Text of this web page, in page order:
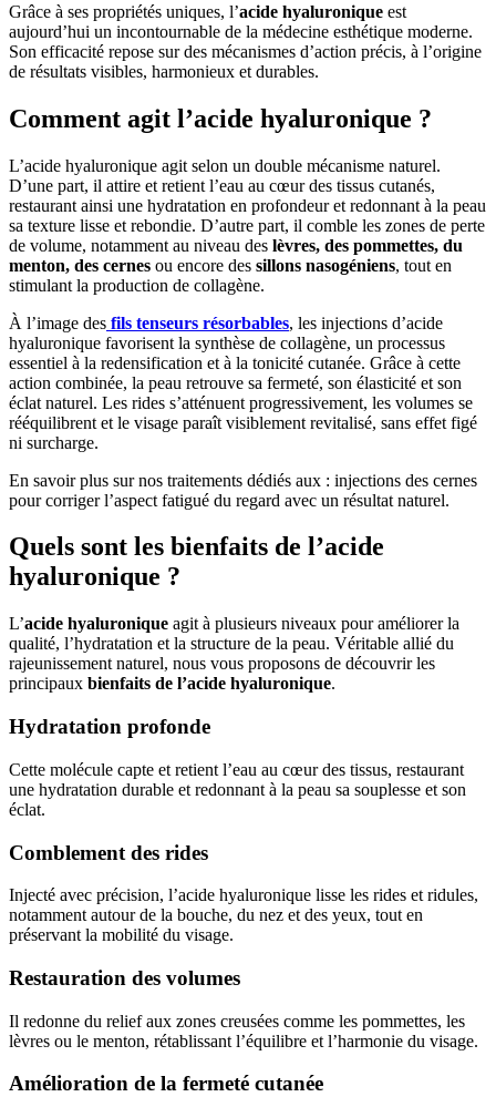
Grâce à ses propriétés uniques, l’acide hyaluronique est
aujourd’hui un incontournable de la médecine esthétique moderne.
Son efficacité repose sur des mécanismes d’action précis, à l’origine
de résultats visibles, harmonieux et durables.
Comment agit l’acide hyaluronique ?
L’acide hyaluronique agit selon un double mécanisme naturel.
D’une part, il attire et retient l’eau au cœur des tissus cutanés,
restaurant ainsi une hydratation en profondeur et redonnant à la peau
sa texture lisse et rebondie. D’autre part, il comble les zones de perte
de volume, notamment au niveau des lèvres, des pommettes, du
menton, des cernes ou encore des sillons nasogéniens, tout en
stimulant la production de collagène.
À l’image des fils tenseurs résorbables, les injections d’acide
hyaluronique favorisent la synthèse de collagène, un processus
essentiel à la redensification et à la tonicité cutanée. Grâce à cette
action combinée, la peau retrouve sa fermeté, son élasticité et son
éclat naturel. Les rides s’atténuent progressivement, les volumes se
rééquilibrent et le visage paraît visiblement revitalisé, sans effet figé
ni surcharge.
En savoir plus sur nos traitements dédiés aux : injections des cernes
pour corriger l’aspect fatigué du regard avec un résultat naturel.
Quels sont les bienfaits de l’acide
hyaluronique ?
L’acide hyaluronique agit à plusieurs niveaux pour améliorer la
qualité, l’hydratation et la structure de la peau. Véritable allié du
rajeunissement naturel, nous vous proposons de découvrir les
principaux bienfaits de l’acide hyaluronique.
Hydratation profonde
Cette molécule capte et retient l’eau au cœur des tissus, restaurant
une hydratation durable et redonnant à la peau sa souplesse et son
éclat.
Comblement des rides
Injecté avec précision, l’acide hyaluronique lisse les rides et ridules,
notamment autour de la bouche, du nez et des yeux, tout en
préservant la mobilité du visage.
Restauration des volumes
Il redonne du relief aux zones creusées comme les pommettes, les
lèvres ou le menton, rétablissant l’équilibre et l’harmonie du visage.
Amélioration de la fermeté cutanée